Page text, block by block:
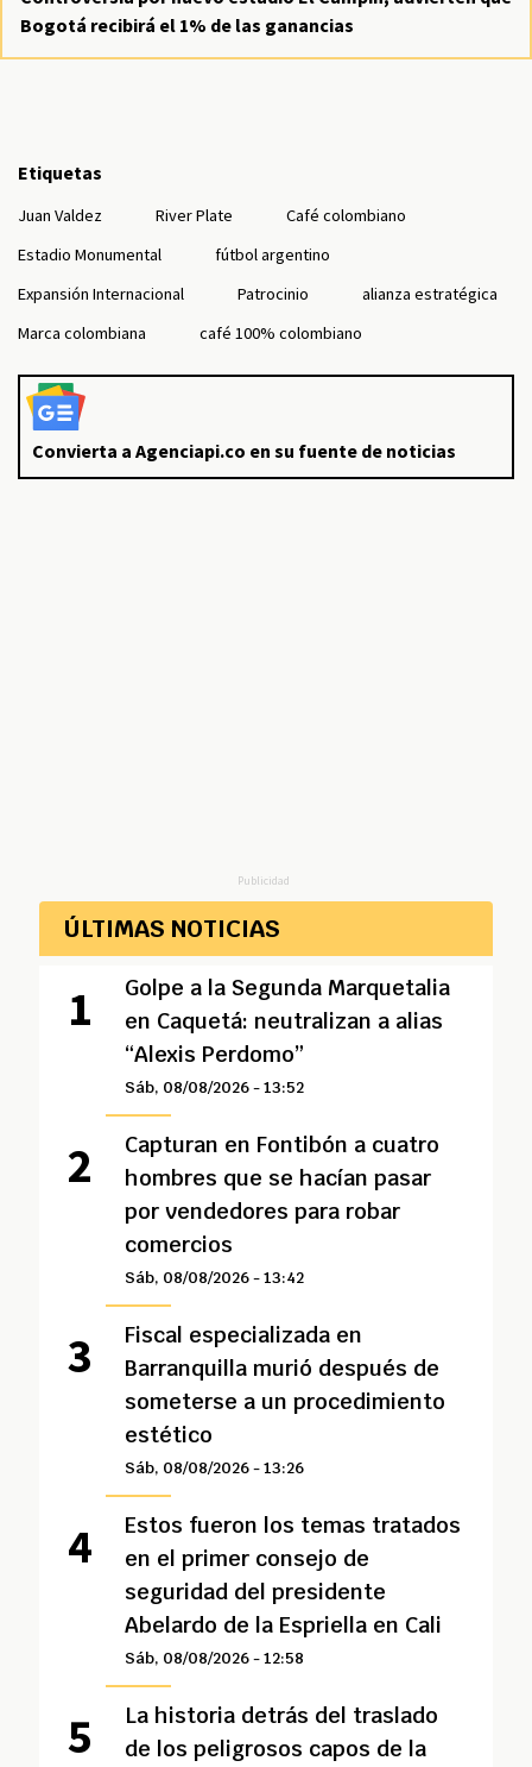
Bogotá recibirá el 1% de las ganancias
Etiquetas
Juan Valdez River Plate
Café colombiano
Estadio Monumental
fútbol argentino
Expansión Internacional
Patrocinio
alianza estratégica
Marca colombiana
café 100% colombiano
Convierta a Agenciapi.co en su fuente de noticias
Publicidad
ÚLTIMAS NOTICIAS
Golpe a la Segunda Marquetalia
en Caquetá: neutralizan a alias
“Alexis Perdomo”
Sáb, 08/08/2026 - 13:52
Capturan en Fontibón a cuatro
hombres que se hacían pasar
por vendedores para robar
comercios
Sáb, 08/08/2026 - 13:42
Fiscal especializada en
Barranquilla murió después de
someterse a un procedimiento
estético
Sáb, 08/08/2026 - 13:26
Estos fueron los temas tratados
en el primer consejo de
seguridad del presidente
Abelardo de la Espriella en Cali
Sáb, 08/08/2026 - 12:58
La historia detrás del traslado
de los peligrosos capos de la